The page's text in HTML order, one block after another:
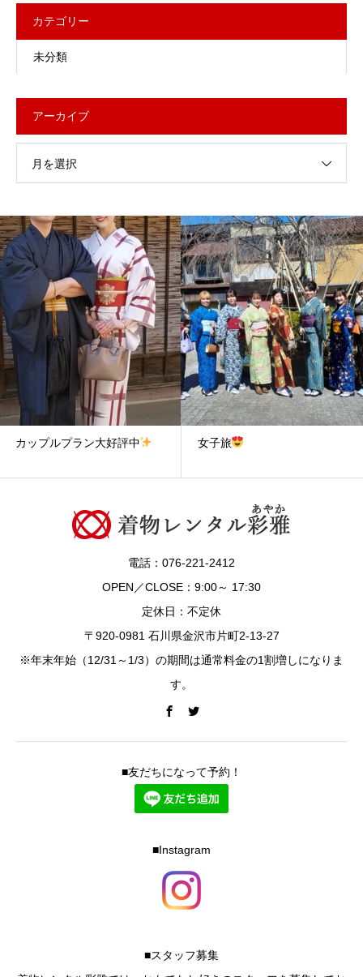
カテゴリー
未分類
アーカイブ
月を選択
カップルプラン大好評中 女子旅
電話：076-221-2412
OPEN／CLOSE：9:00～ 17:30
定休日：不定休
〒920-0981 石川県金沢市片町2-13-27
※年末年始（12/31～1/3）の期間は通常料金の1割増しになりま
す。
■友だちになって予約！
■Instagram
■スタッフ募集